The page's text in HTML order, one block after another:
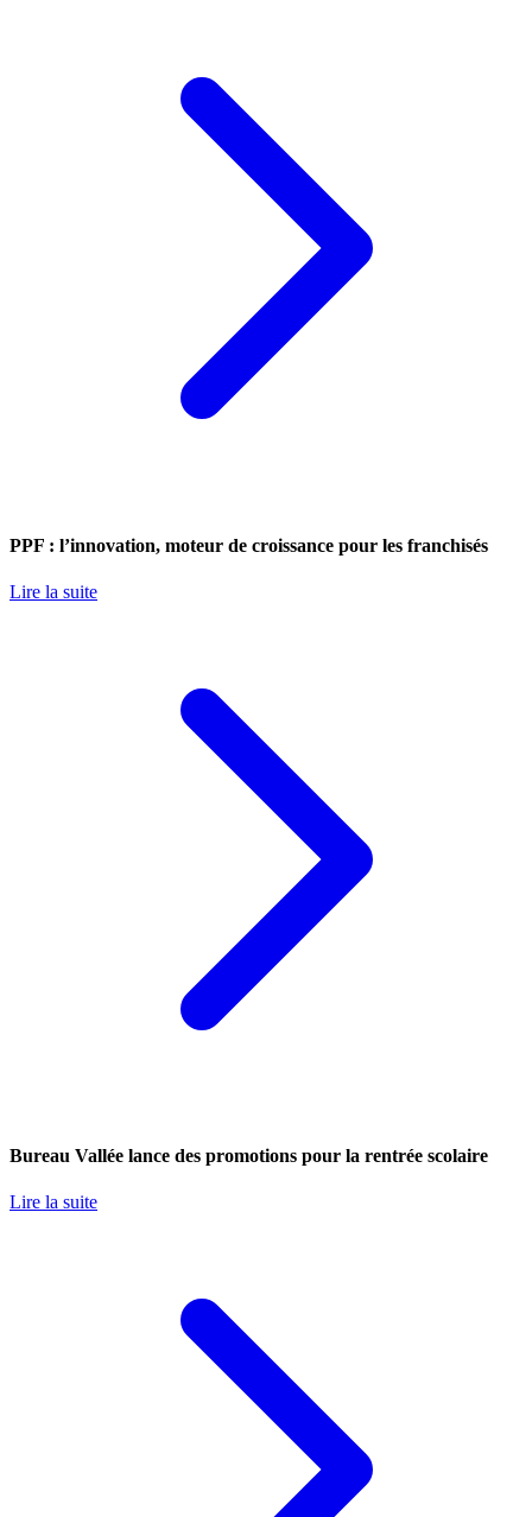
PPF : l’innovation, moteur de croissance pour les franchisés
Lire la suite
Bureau Vallée lance des promotions pour la rentrée scolaire
Lire la suite